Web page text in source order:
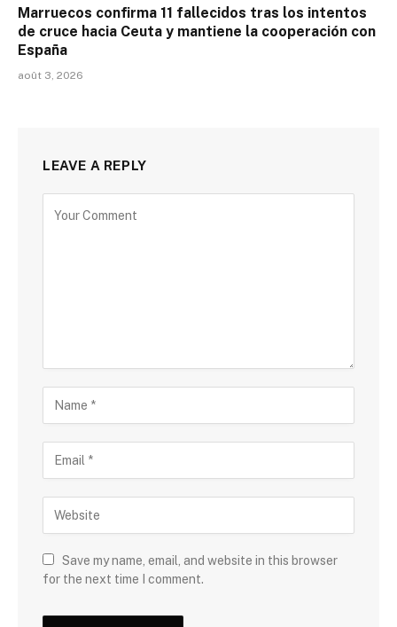
Marruecos confirma 11 fallecidos tras los intentos
de cruce hacia Ceuta y mantiene la cooperación con
España
août 3, 2026
LEAVE A REPLY
Save my name, email, and website in this browser
for the next time I comment.